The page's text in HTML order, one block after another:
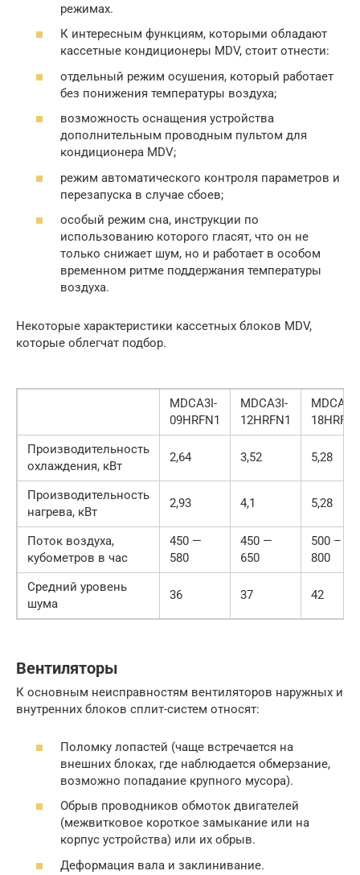
режимах.
К интересным функциям, которыми обладают
кассетные кондиционеры MDV, стоит отнести:
отдельный режим осушения, который работает
без понижения температуры воздуха;
возможность оснащения устройства
дополнительным проводным пультом для
кондиционера MDV;
режим автоматического контроля параметров и
перезапуска в случае сбоев;
особый режим сна, инструкции по
использованию которого гласят, что он не
только снижает шум, но и работает в особом
временном ритме поддержания температуры
воздуха.
Некоторые характеристики кассетных блоков MDV,
которые облегчат подбор.
MDCA3I-
09HRFN1
MDCA3I-
12HRFN1
MDCA3I-
Производительность
охлаждения, кВт
2,64 3,52 5,28
Производительность
нагрева, кВт
2,93 4,1 5,28
Поток воздуха,
кубометров в час
450 —
580
450 —
650
500 –
800
Средний уровень
шума
36 37 42
Вентиляторы
К основным неисправностям вентиляторов наружных и
внутренних блоков сплит-систем относят:
Поломку лопастей (чаще встречается на
внешних блоках, где наблюдается обмерзание,
возможно попадание крупного мусора).
Обрыв проводников обмоток двигателей
(межвитковое короткое замыкание или на
корпус устройства) или их обрыв.
Деформация вала и заклинивание.